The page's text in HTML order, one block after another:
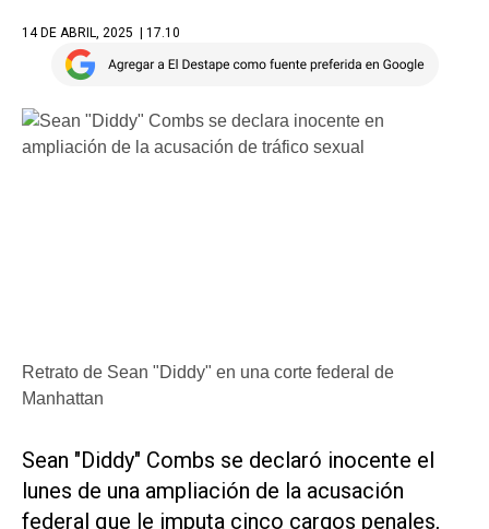
14 DE ABRIL, 2025 | 17.10
Retrato de Sean "Diddy" en una corte federal de
Manhattan
Sean "Diddy" Combs se declaró inocente el
lunes de una ampliación de la acusación
federal que le imputa cinco cargos penales,